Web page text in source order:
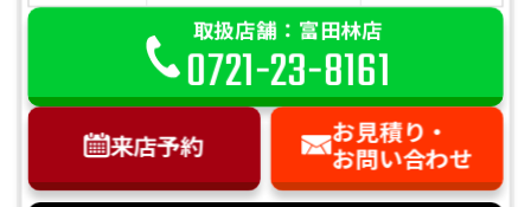
取扱店舗：富田林店
0721-23-8161
来店予約
お見積り・
お問い合わせ